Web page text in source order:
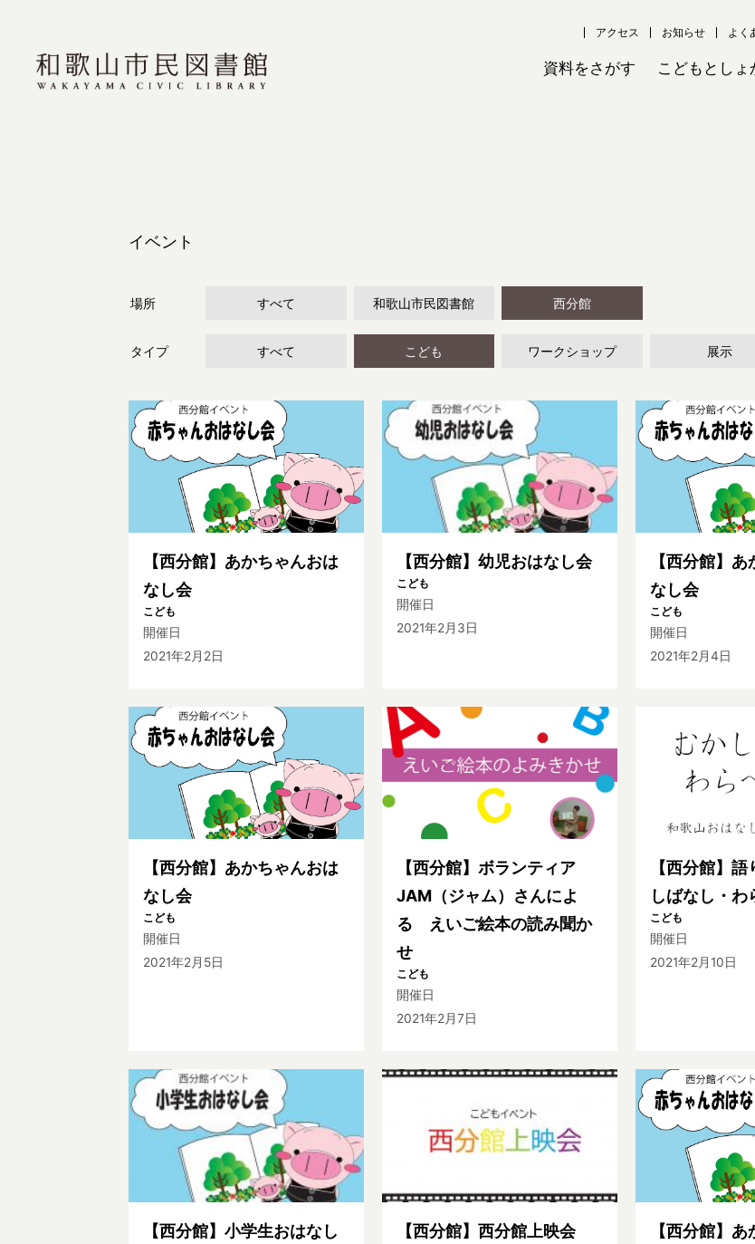
アクセス お知らせ よく
資料をさがす こどもとしょ
イベント
場所 すべて 和歌山市民図書館 西分館
タイプ すべて こども ワークショップ 展示
【西分館】あかちゃんおは
なし会
こども
開催日
2021年2月2日
【西分館】幼児おはなし会
こども
開催日
2021年2月3日
【西分館】
なし会
こども
開催日
2021年2月4日
【西分館】あかちゃんおは
なし会
こども
開催日
2021年2月5日
【西分館】ボランティア
JAM（ジャム）さんによ
る えいご絵本の読み聞か
せ
こども
開催日
2021年2月7日
【西分館】
しばなし・わ
こども
開催日
2021年2月10日
【西分館】小学生おはなし
【西分館】西分館上映会
【西分館】